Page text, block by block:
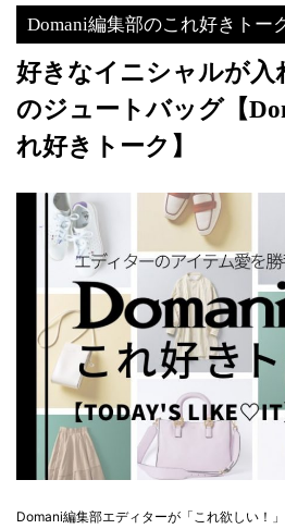
Domani編集部のこれ好きトー
好きなイニシャルが
のジュートバッグ【
れ好きトーク】
Domani編集部エディターが「これ欲しい！